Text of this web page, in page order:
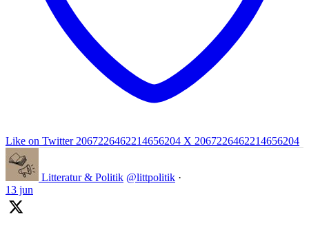
Like on Twitter 2067226462214656204 X 2067226462214656204
Litteratur & Politik @littpolitik ·
13 jun